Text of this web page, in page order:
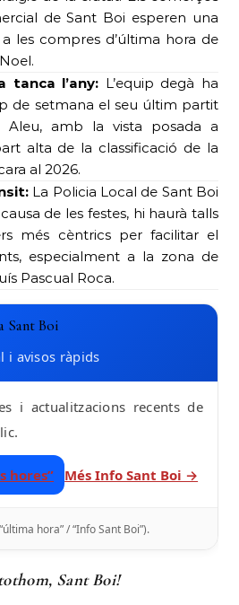
de Sant Boi esperen una
les compres d’última hora de
tanca l’any: L’equip degà ha
de setmana el seu últim partit
Aleu, amb la vista posada a
alta de la classificació de la
al 2026.
La Policia Local de Sant Boi
de les festes, hi haurà talls
més cèntrics per facilitar el
especialment a la zona de
Pascual Roca.
Sant Boi
i avisos ràpids
i actualitzacions recents de
hores” Més Info Sant Boi →
hora” / “Info Sant Boi”).
Sant Boi!